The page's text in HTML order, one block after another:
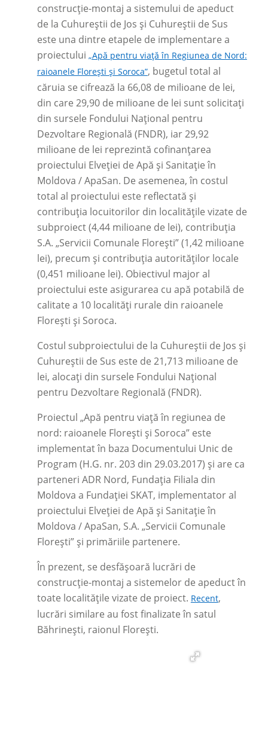
construcție-montaj a sistemului de apeduct
de la Cuhureștii de Jos și Cuhureștii de Sus
este una dintre etapele de implementare a
proiectului „Apă pentru viață în Regiunea de Nord:
raioanele Florești și Soroca”, bugetul total al
căruia se cifrează la 66,08 de milioane de lei,
din care 29,90 de milioane de lei sunt solicitați
din sursele Fondului Național pentru
Dezvoltare Regională (FNDR), iar 29,92
milioane de lei reprezintă cofinanțarea
proiectului Elveției de Apă și Sanitație în
Moldova / ApaSan. De asemenea, în costul
total al proiectului este reflectată și
contribuția locuitorilor din localitățile vizate de
subproiect (4,44 milioane de lei), contribuția
S.A. „Servicii Comunale Florești” (1,42 milioane
lei), precum și contribuția autorităților locale
(0,451 milioane lei). Obiectivul major al
proiectului este asigurarea cu apă potabilă de
calitate a 10 localități rurale din raioanele
Florești și Soroca.
Costul subproiectului de la Cuhureștii de Jos și
Cuhureștii de Sus este de 21,713 milioane de
lei, alocați din sursele Fondului Național
pentru Dezvoltare Regională (FNDR).
Proiectul „Apă pentru viață în regiunea de
nord: raioanele Florești și Soroca” este
implementat în baza Documentului Unic de
Program (H.G. nr. 203 din 29.03.2017) și are ca
parteneri ADR Nord, Fundația Filiala din
Moldova a Fundației SKAT, implementator al
proiectului Elveției de Apă și Sanitație în
Moldova / ApaSan, S.A. „Servicii Comunale
Floreşti” și primăriile partenere.
În prezent, se desfășoară lucrări de
construcție-montaj a sistemelor de apeduct în
toate localitățile vizate de proiect. Recent,
lucrări similare au fost finalizate în satul
Băhrinești, raionul Florești.